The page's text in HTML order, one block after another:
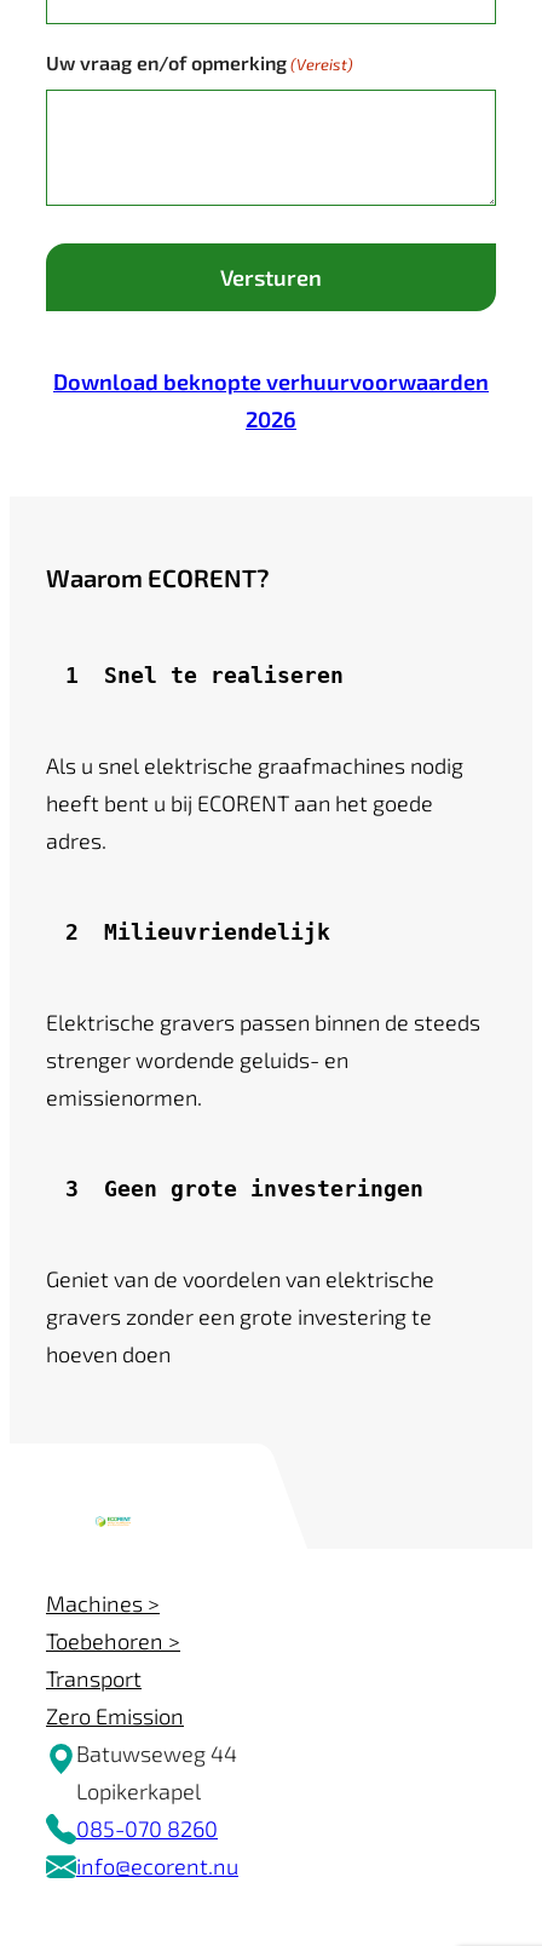
Uw vraag en/of opmerking (Vereist)
Download beknopte verhuurvoorwaarden
2026
Waarom ECORENT?
Snel te realiseren
Als u snel elektrische graafmachines nodig
heeft bent u bij ECORENT aan het goede
adres.
Milieuvriendelijk
Elektrische gravers passen binnen de steeds
strenger wordende geluids- en
emissienormen.
3 Geen grote investeringen
Geniet van de voordelen van elektrische
gravers zonder een grote investering te
hoeven doen
Machines >
Toebehoren >
Transport
Zero Emission
Batuwseweg 44
Lopikerkapel
085-070 8260
info@ecorent.nu